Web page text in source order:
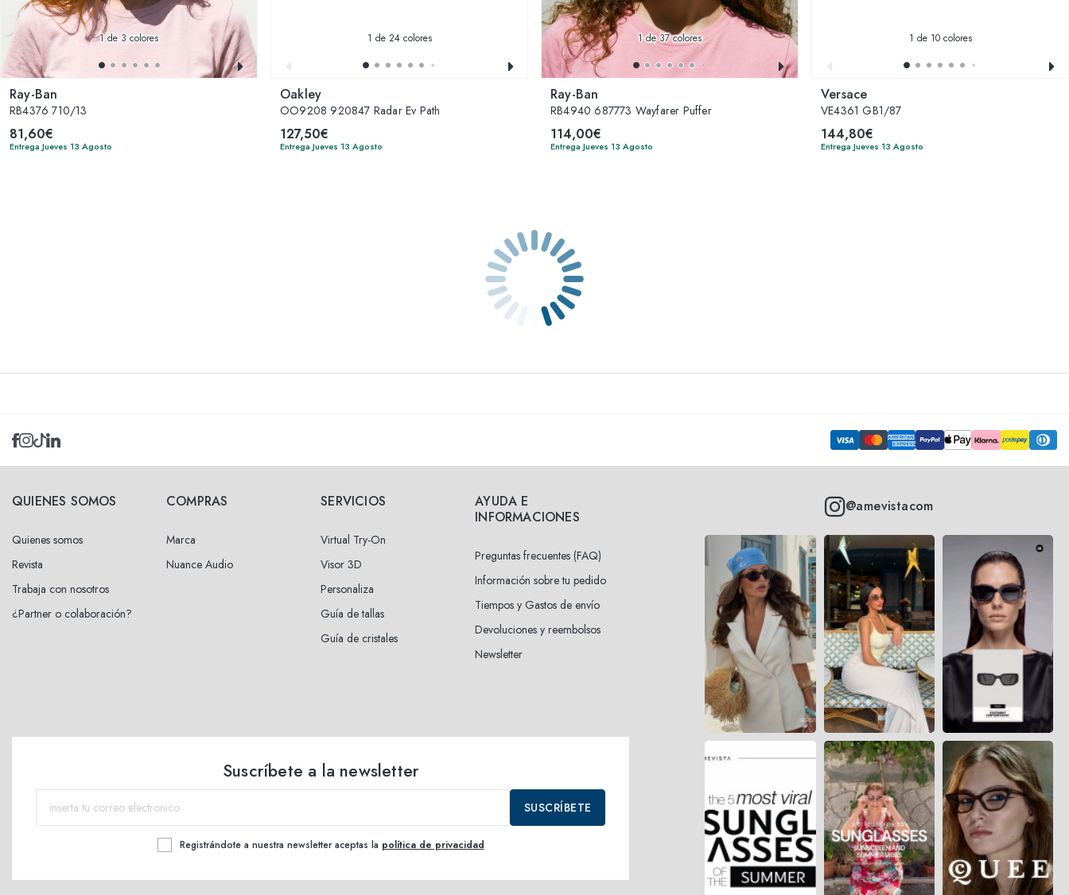
1de 3 colores
Ray-Ban
RB4376 710/13
81,60€
Entrega Jueves 13 Agosto
1 de 24 colores
Oakley
OO9208 920847 Radar Ev Path
127,50€
Entrega Jueves 13 Agosto
1de 37 colores
Ray-Ban
RB4940 687773 Wayfarer Puffer
114,00€
Entrega Jueves 13 Agosto
1 de 10 colores
Versace
VE4361 GB1/87
144,80€
Entrega Jueves 13 Agosto
QUIENES SOMOS
Quienes somos
Revista
Trabaja con nosotros
¿Partner o colaboración?
COMPRAS
Marca
Nuance Audio
SERVICIOS
Virtual Try-On
Visor 3D
Personaliza
Guía de tallas
Guía de cristales
AYUDA E
INFORMACIONES
Preguntas frecuentes (FAQ)
Información sobre tu pedido
Tiempos y Gastos de envío
Devoluciones y reembolsos
Newsletter
@amevistacom
Suscríbete a la newsletter
SUSCRÍBETE
Registrándote a nuestra newsletter aceptas la política de privacidad